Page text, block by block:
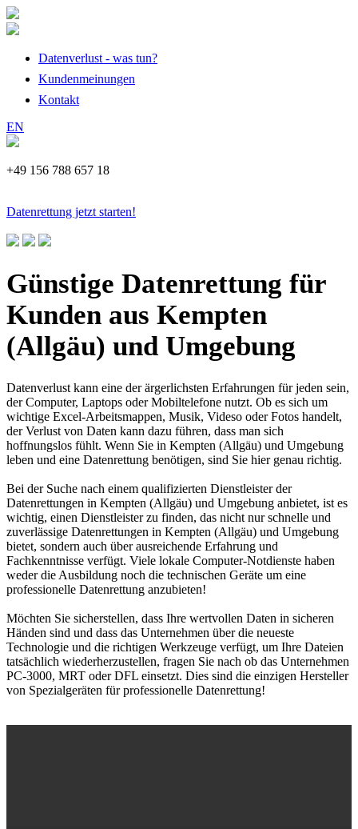
Datenverlust - was tun?
Kundenmeinungen
Kontakt
EN
+49 156 788 657 18
Datenrettung jetzt starten!
Günstige Datenrettung für
Kunden aus Kempten
(Allgäu) und Umgebung
Datenverlust kann eine der ärgerlichsten Erfahrungen für jeden sein,
der Computer, Laptops oder Mobiltelefone nutzt. Ob es sich um
wichtige Excel-Arbeitsmappen, Musik, Videso oder Fotos handelt,
der Verlust von Daten kann dazu führen, dass man sich
hoffnungslos fühlt. Wenn Sie in Kempten (Allgäu) und Umgebung
leben und eine Datenrettung benötigen, sind Sie hier genau richtig.
Bei der Suche nach einem qualifizierten Dienstleister der
Datenrettungen in Kempten (Allgäu) und Umgebung anbietet, ist es
wichtig, einen Dienstleister zu finden, das nicht nur schnelle und
zuverlässige Datenrettungen in Kempten (Allgäu) und Umgebung
bietet, sondern auch über ausreichende Erfahrung und
Fachkenntnisse verfügt. Viele lokale Computer-Notdienste haben
weder die Ausbildung noch die technischen Geräte um eine
professionelle Datenrettung anzubieten!
Möchten Sie sicherstellen, dass Ihre wertvollen Daten in sicheren
Händen sind und dass das Unternehmen über die neueste
Technologie und die richtigen Werkzeuge verfügt, um Ihre Dateien
tatsächlich wiederherzustellen, fragen Sie nach ob das Unternehmen
PC-3000, MRT oder DFL einsetzt. Dies sind die einzigen Hersteller
von Spezialgeräten für professionelle Datenrettung!